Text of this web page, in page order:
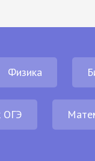
Физика
ОГЭ